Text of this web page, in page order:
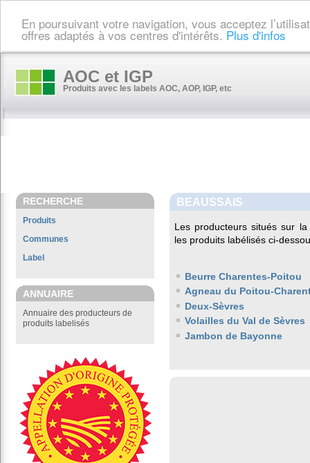
En poursuivant votre navigation, vous acceptez
offres adaptés à vos centres d'intérêts. Plus d'infos
AOC et IGP
Produits avec les labels AOC, AOP, IGP, etc
RECHERCHE
Produits
Communes
Label
ANNUAIRE
Annuaire des producteurs de
produits labelisés
BEAUSSAIS
Les producteurs situés sur
les produits labélisés ci-
Beurre Charentes-Poitou
Agneau du Poitou-
Deux-Sèvres
Volailles du Val de Sèvres
Jambon de Bayonne